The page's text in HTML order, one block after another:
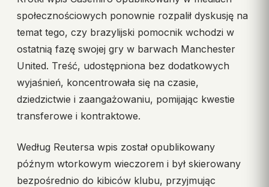
społecznościowych ponownie rozpalił dyskusję na
temat tego, czy brazylijski pomocnik wchodzi w
ostatnią fazę swojej gry w barwach Manchester
United. Treść, udostępniona bez dodatkowych
wyjaśnień, koncentrowała się na czasie,
dziedzictwie i zaangażowaniu, pomijając kwestie
transferowe i kontraktowe.
Według Reutersa wpis został opublikowany
późnym wtorkowym wieczorem i był skierowany
bezpośrednio do kibiców klubu, przyjmując